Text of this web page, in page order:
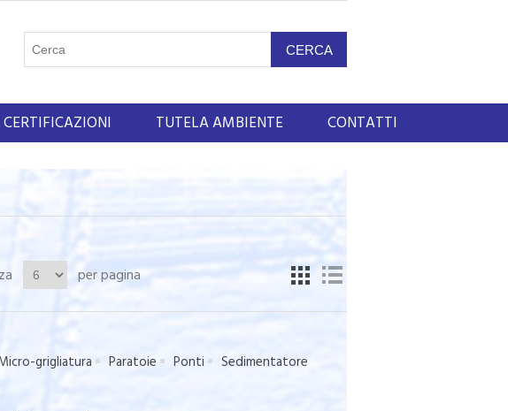
CERTIFICAZIONI TUTELA AMBIENTE CONTATTI
per pagina
grigliatura Paratoie Ponti
Sedimentatore